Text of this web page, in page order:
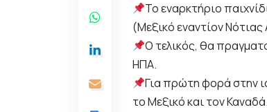
Το εναρκτήριο
(Μεξικό εναντίον
Ο τελικός, θα
ΗΠΑ.
Για πρώτη φορά στην
το Μεξικό και τον